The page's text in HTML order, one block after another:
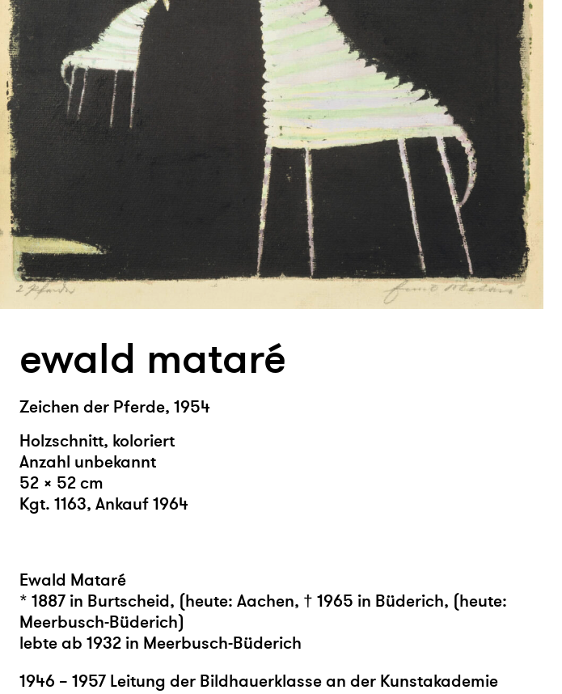
ewald mataré
Zeichen der Pferde, 1954
Holzschnitt, koloriert
Anzahl unbekannt
52 × 52 cm
Kgt. 1163, Ankauf 1964
Ewald Mataré
* 1887 in Burtscheid, (heute: Aachen, † 1965 in Büderich, (heute:
Meerbusch-Büderich)
lebte ab 1932 in Meerbusch-Büderich
1946 – 1957 Leitung der Bildhauerklasse an der Kunstakademie